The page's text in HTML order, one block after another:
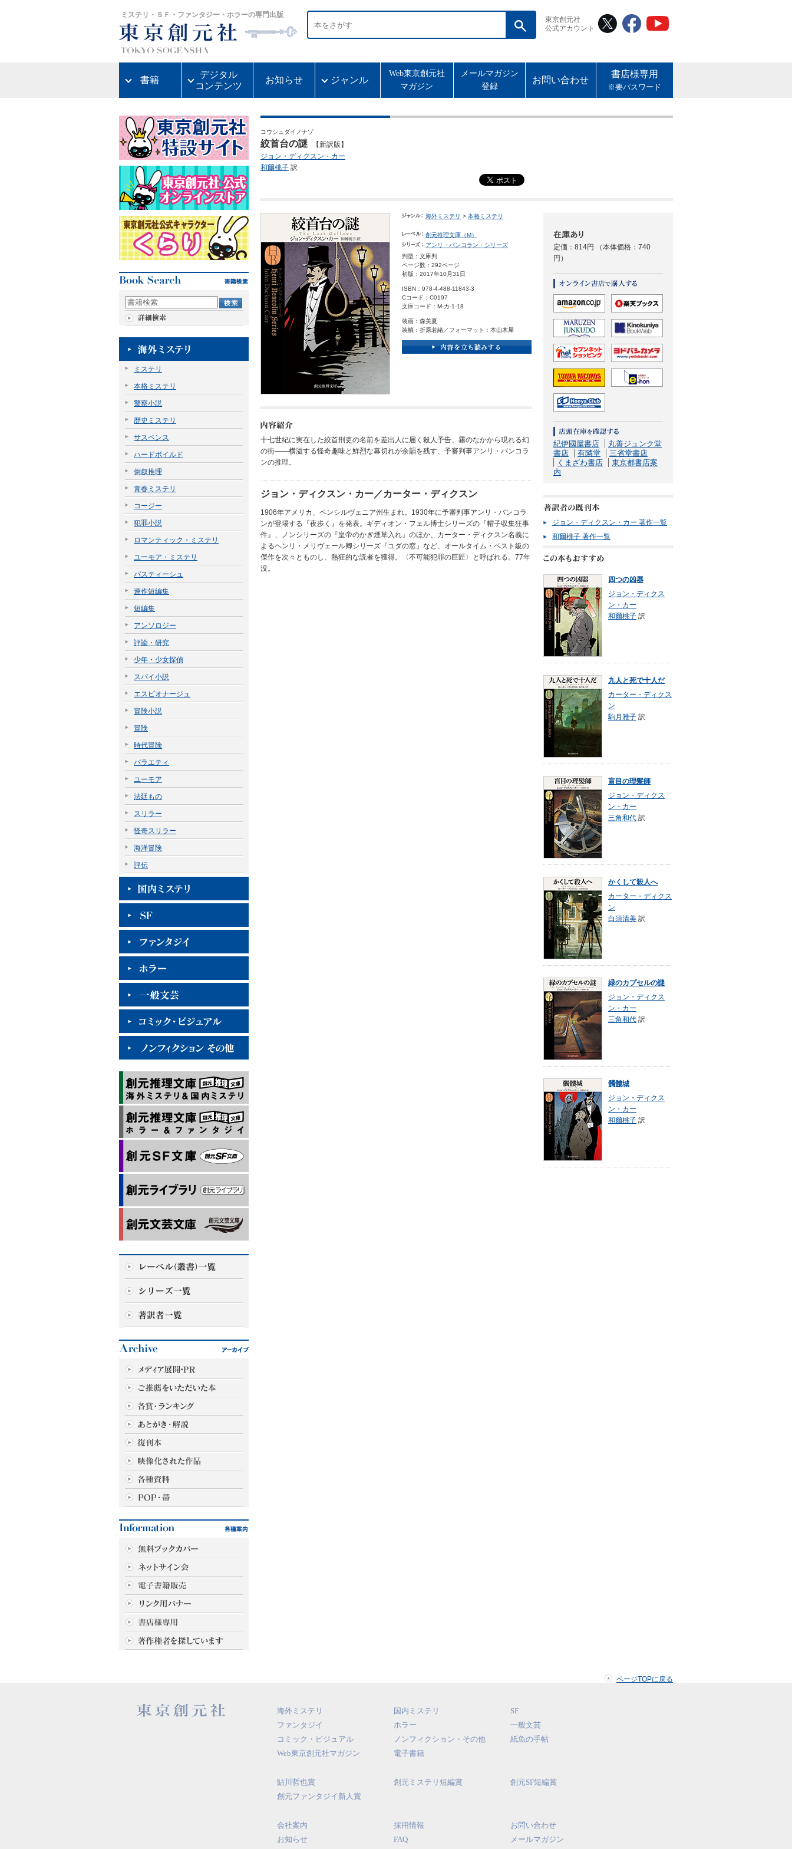
ミステリ・ＳＦ・ファンタジー・ホラーの専門出版
東京創元社
公式アカウント
書籍
デジタル
コンテンツ
お知らせ ジャンル
Web東京創元社
マガジン
メールマガジン
登録
お問い合わせ
書店様専用
※要パスワード
ミステリ
本格ミステリ
警察小説
歴史ミステリ
サスペンス
ハードボイルド
倒叙推理
青春ミステリ
コージー
犯罪小説
ロマンティック・ミステリ
ユーモア・ミステリ
パスティーシュ
連作短編集
短編集
アンソロジー
評論・研究
少年・少女探偵
スパイ小説
エスピオナージュ
冒険小説
冒険
時代冒険
バラエティ
ユーモア
法廷もの
スリラー
怪奇スリラー
海洋冒険
評伝
コウシュダイノナゾ
絞首台の謎
【新訳版】
ジョン・ディクスン・カー
和爾桃子 訳
定価：814円
（本体価格：740
円）
紀伊國屋書店
丸善ジュンク堂
書店
有隣堂
三省堂書店
くまざわ書店
東京都書店案
内
ジョン・ディクスン・カー 著作一覧
和爾桃子 著作一覧
四つの凶器
ジョン・ディクス
ン・カー
和爾桃子 訳
九人と死で十人だ
カーター・ディクス
ン
駒月雅子 訳
盲目の理髪師
ジョン・ディクス
ン・カー
三角和代 訳
かくして殺人へ
カーター・ディクス
ン
白須清美 訳
緑のカプセルの謎
ジョン・ディクス
ン・カー
三角和代 訳
髑髏城
ジョン・ディクス
ン・カー
和爾桃子 訳
海外ミステリ > 本格ミステリ
創元推理文庫（M）
アンリ・バンコラン・シリーズ
判型：文庫判
ページ数：292ページ
初版：2017年10月31日
ISBN：978-4-488-11843-3
Cコード：C0197
文庫コード：M-カ-1-18
装画：森美夏
装幀：折原若緒／フォーマット：本山木犀
十七世紀に実在した絞首刑吏の名前を差出人に届く殺人予告、霧のなかから現れる幻
の街――横溢する怪奇趣味と鮮烈な幕切れが余韻を残す、予審判事アンリ・バンコラ
ンの推理。
ジョン・ディクスン・カー／カーター・ディクスン
1906年アメリカ、ペンシルヴェニア州生まれ。1930年に予審判事アンリ・バンコラ
ンが登場する『夜歩く』を発表。ギディオン・フェル博士シリーズの『帽子収集狂事
件』、ノンシリーズの『皇帝のかぎ煙草入れ』のほか、カーター・ディクスン名義に
よるヘンリ・メリヴェール卿シリーズ『ユダの窓』など、オールタイム・ベスト級の
傑作を次々とものし、熱狂的な読者を獲得。〈不可能犯罪の巨匠〉と呼ばれる。77年
没。
ページTOPに戻る
海外ミステリ 国内ミステリ
SF
ファンタジイ
ホラー
一般文芸
コミック・ビジュアル
ノンフィクション・その他
紙魚の手帖
Web東京創元社マガジン
電子書籍
鮎川哲也賞 創元ミステリ短編賞
創元SF短編賞
創元ファンタジイ新人賞
会社案内 採用情報
お問い合わせ
お知らせ
FAQ メールマガジン